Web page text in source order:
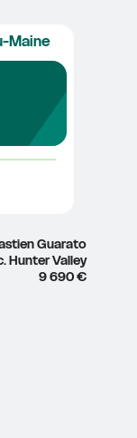
Maine
Guarato
Hunter Valley
9 690 €